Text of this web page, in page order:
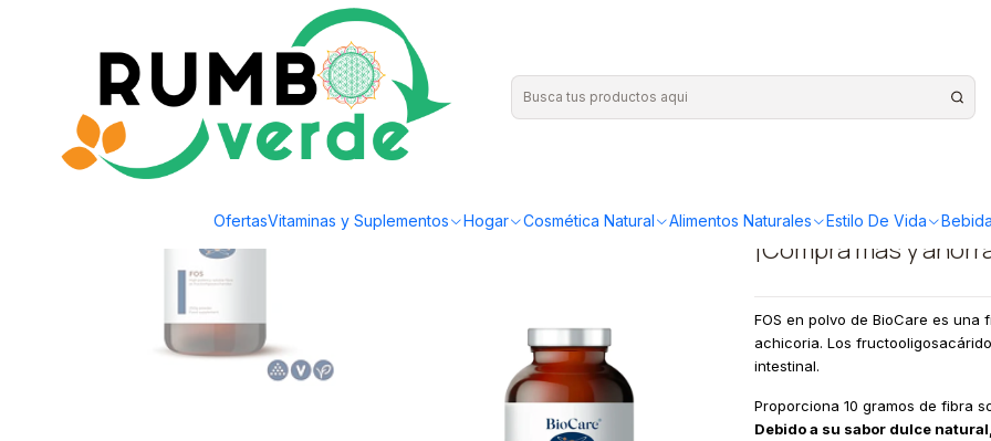
OfertasVitaminas y Suplementos Hogar Cosmética Natural Alimentos Naturales Estilo De Vida
Envío gratis por compras sobre los 59.990 en la provincia de Santiago
Alimentos Naturales Endulzantes Naturales FOS - Fibra Prebiótica 250 g Biocare
Biocare
¡Compra más y
FOS en polvo de BioCare es
achicoria. Los
intestinal.
Proporciona 10 gramos de fibra
Debido a su sabor dulce